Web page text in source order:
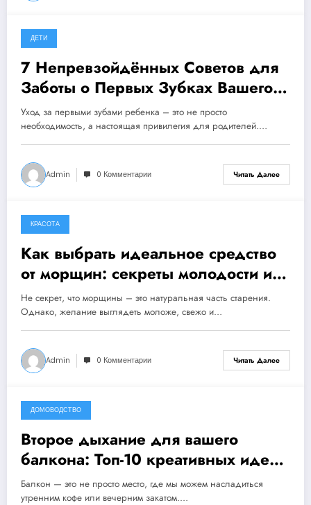
10 декабря, 2023
ДЕТИ
7 Непревзойдённых Советов для
Заботы о Первых Зубках Вашего
Ребёнка!
Уход за первыми зубами ребенка – это не просто
необходимость, а настоящая привилегия для родителей.…
Admin 0 Комментарии Читать Далее
9 декабря, 2023
КРАСОТА
Как выбрать идеальное средство
от морщин: секреты молодости и
красоты
Не секрет, что морщины – это натуральная часть старения.
Однако, желание выглядеть моложе, свежо и…
Admin 0 Комментарии Читать Далее
8 декабря, 2023
ДОМОВОДСТВО
Второе дыхание для вашего
балкона: Топ-10 креативных идей
для организации хранения!
Балкон — это не просто место, где мы можем насладиться
утренним кофе или вечерним закатом.…